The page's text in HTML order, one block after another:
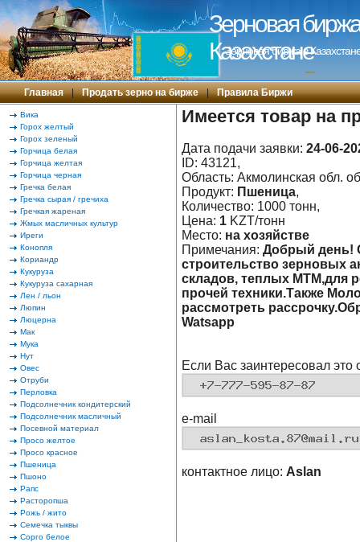
Зерновая
Казахстане
Зерновая биржа в
---
Главная | Продать зерно на бирже | Правила Биржи
Вика
Горох желтый
Горох зеленый
Горчица белая
Горчица желтая
Горчица черная
Гречка белая
Гречка сырая / гречиха
Гречкая жареная
Жмых масличных культур
Иреги
Конопля
Кориандр
Кукуруза
Кукуруза сахарная
Лен / льон
Люпин
Люцерна
Мак
Мука
Нут
Овес
Отруби
Перловка
Подсолнечник кондитерский
Подсолнечник масличный
Посевной материал
Просо желтое
Просо красное
Пшеница
Пшоно
Рапс
Расторопша
Рожь / жито
Семечка тыквы
Сорго белое
Имеется товар на
Дата подачи заявки: 24-06-
ID: 43121,
Область: Акмолинская обл.
Продукт: Пшеница,
Количество: 1000 тонн,
Цена: 1 KZT/тонн
Место: на хозяйстве
Примечания: Добрый день!
строительство зерновых
складов, теплых МТМ,для
прочей техники.Также
рассмотреть
Watsapp
Если Вас заинтересовал это
e-mail
контактное лицо: Aslan